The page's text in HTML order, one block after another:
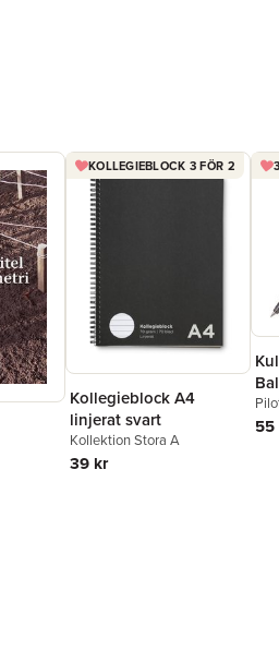
KOLLEGIEBLOCK 3 FÖR 2
Kollegieblock A4
linjerat svart
Kollektion Stora A
39 kr
55